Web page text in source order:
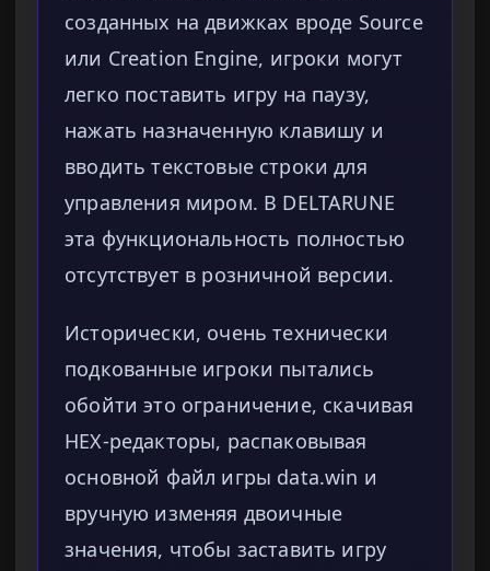
созданных на движках вроде Source
или Creation Engine, игроки могут
легко поставить игру на паузу,
нажать назначенную клавишу и
вводить текстовые строки для
управления миром. В DELTARUNE
эта функциональность полностью
отсутствует в розничной версии.
Исторически, очень технически
подкованные игроки пытались
обойти это ограничение, скачивая
HEX-редакторы, распаковывая
основной файл игры data.win и
вручную изменяя двоичные
значения, чтобы заставить игру